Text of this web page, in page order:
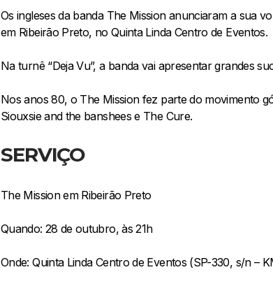
Os ingleses da banda The Mission anunciaram a sua
em Ribeirão Preto, no Quinta Linda Centro de Eventos.
Na turnê “Deja Vu”, a banda vai apresentar grandes
Nos anos 80, o The Mission fez parte do movimento
Siouxsie and the banshees e The Cure.
SERVIÇO
The Mission em Ribeirão Preto
Quando: 28 de outubro, às 21h
Onde: Quinta Linda Centro de Eventos (SP-330, s/n –